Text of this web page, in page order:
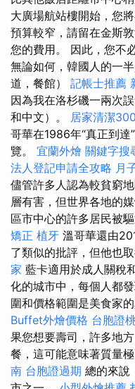
大廣場航站樓開始，您
預算較窄，請留在金斯
您的費用。 因此，您不
無論如何，韓國人的一
道，餐館） 記帳士推薦
因為我在洛杉磯一兩次
和中文）。 居家清潔
哥華在1986年“真正到
覽。 宜蘭外燴 關鍵字搜
法人登記申請全攻略 月
儘管許多人認為較貧窮
層有害，但世界各地的
區市中心的許多居民被
矯正 植牙 溫哥華還由
了類似的批評，但他也
家 藍卡適用於成人關稅
化的城市中，每個人都
圍和價格範圍是美食家
Buffet外燴價格 台胞證
果您想要壽司，許多地
餐，這可能意味著質量
南 台胞證過期 總的來說